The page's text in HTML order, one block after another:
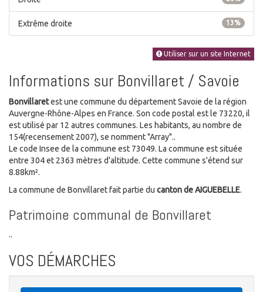
13%
Extrême droite
Utiliser sur un site Internet
Informations sur Bonvillaret / Savoie
Bonvillaretest une commune du département Savoie de la région
Auvergne-Rhône-Alpes en France. Son code postal est le 73220, il
est utilisé par 12 autres communes. Les habitants, au nombre de
154(recensement 2007), se nomment "Array"..
Le code Insee de la commune est 73049. La commune est située
entre 304 et 2363 mètres d'altitude. Cette commune s'étend sur
8.88km².
La commune de Bonvillaret fait partie du canton de AIGUEBELLE.
Patrimoine communal de Bonvillaret
..
VOS DÉMARCHES